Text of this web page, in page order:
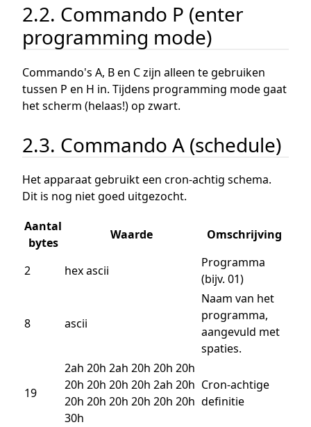
2.2. Commando P (enter
programming mode)
Commando's A, B en C zijn alleen te gebruiken
tussen P en H in. Tijdens programming mode gaat
het scherm (helaas!) op zwart.
2.3. Commando A (schedule)
Het apparaat gebruikt een cron-achtig schema.
Dit is nog niet goed uitgezocht.
Aantal
bytes
Waarde Omschrijving
2 hex ascii
Programma
(bijv. 01)
8 ascii
Naam van het
programma,
aangevuld met
spaties.
19
2ah 20h 2ah 20h 20h 20h
20h 20h 20h 20h 2ah 20h
20h 20h 20h 20h 20h 20h
30h
Cron-achtige
definitie